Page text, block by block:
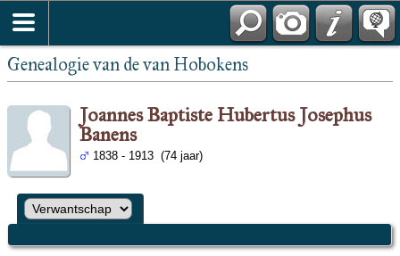
Genealogie van de van Hobokens
Joannes Baptiste Hubertus Josephus
Banens
1838 - 1913 (74 jaar)